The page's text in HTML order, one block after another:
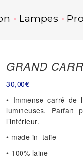
Lampes
GRAND
30,00€
• Immense carré de
lumineuses. Parfait
l’intérieur.
• made in Italie
• 100% laine